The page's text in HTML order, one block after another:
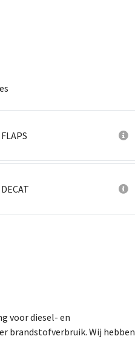
FLAPS
DECAT
voor diesel- en
brandstofverbruik. Wij hebben